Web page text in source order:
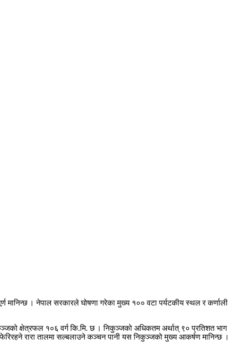
मानिन्छ । नेपाल सरकारले घोषणा गरेका मुख्य १०० वटा पर्यटकीय स्थल र कर्णाली
क्षेत्रफल १०६ वर्ग कि.मि. छ । निकुञ्जको अधिकतम अर्थात् ९० प्रतिशत भाग
रारा तालमा सल्बलाउने कञ्चन पानी यस निकुञ्जको मुख्य आकर्षण मानिन्छ ।